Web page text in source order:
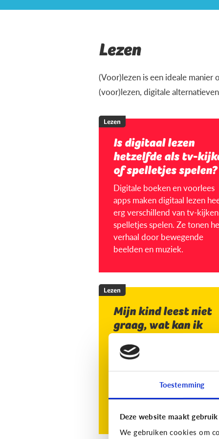
Toestemming
Deze website maakt
We gebruiken cookies om
Lezen
(Voor)lezen is een ideale
(voor)lezen, digitale
Lezen
Is digitaal lezen
hetzelfde als tv-
of spelletjes spelen?
Digitale boeken en voorlees
apps maken digitaal lezen
erg verschillend van tv-
spelletjes spelen. Ze tonen het
verhaal door bewegende
beelden en muziek.
Lezen
Mijn kind leest niet
graag, wat kan ik
Lees de 3 tips